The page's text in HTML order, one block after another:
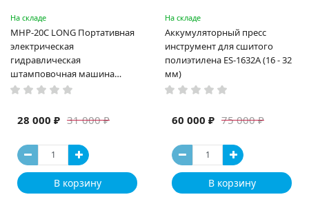
На складе
MHP-20C LONG Портативная
электрическая
гидравлическая
штамповочная машина
высокая мощность и мощный
машина
31 000 ₽
28 000 ₽
В корзину
На складе
Аккумуляторный пресс
инструмент для сшитого
полиэтилена ES-1632A (16 - 32
мм)
75 000 ₽
60 000 ₽
В корзину